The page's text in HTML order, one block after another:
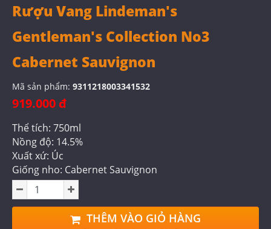
Rượu Vang Lindeman's
Gentleman's Collection No3
Cabernet Sauvignon
Mã sản phẩm: 9311218003341532
919.000 đ
Thể tích: 750ml
Nồng độ: 14.5%
Xuất xứ: Úc
Giống nho: Cabernet Sauvignon
THÊM VÀO GIỎ HÀNG